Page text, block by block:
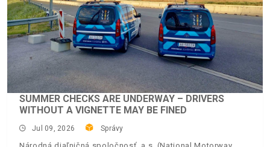
SUMMER CHECKS ARE UNDERWAY – DRIVERS
WITHOUT A VIGNETTE MAY BE FINED
Jul 09, 2026 Správy